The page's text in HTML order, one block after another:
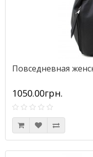
Повседневная
1050.00грн.